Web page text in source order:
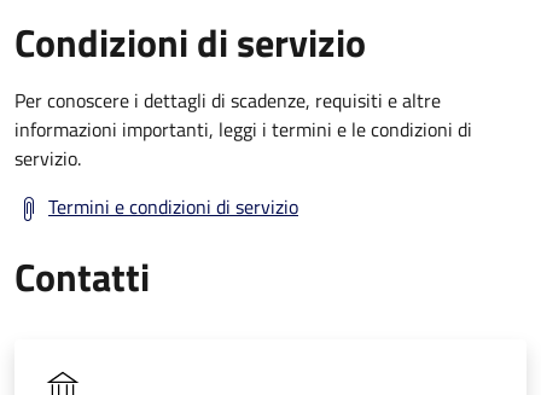
Condizioni di servizio
Per conoscere i dettagli di scadenze, requisiti e altre
informazioni importanti, leggi i termini e le condizioni di
servizio.
Termini e condizioni di servizio
Contatti